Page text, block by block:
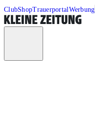
ClubShopTrauerportalWerbung